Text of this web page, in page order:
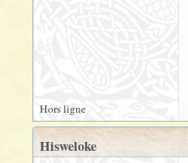
Hors ligne
Hisweloke